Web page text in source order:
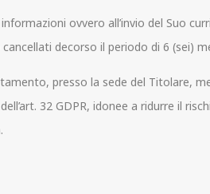
ovvero all’invio del Suo
decorso il periodo di 6 (sei)
presso la sede del Titolare,
32 GDPR, idonee a ridurre il